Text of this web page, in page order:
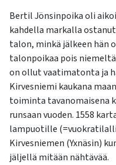
Bertil Jönsinpoika oli
kahdella markalla
talon, minkä jälkeen hän
talonpoikaa pois
on ollut vaatimatonta ja
Kirvesniemi kaukana
toiminta tavanomaisena
runsaan vuoden. 1558
lampuotille
Kirvesniemen (Yxnäsin)
jäljellä mitään nähtävää.